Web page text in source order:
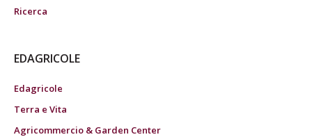
Ricerca
EDAGRICOLE
Edagricole
Terra e Vita
Agricommercio & Garden Center